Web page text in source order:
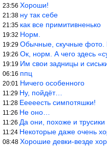
23:56 Хороши!
21:38 ну так себе
21:35 как все примитивненько
19:32 Норм.
19:29 Обычные, скучные фото.
19:26 Ок, норм. А чего здесь
19:19 Им свои задницы и сиськи
06:16 ппц
20:01 Ничего особенного
11:29 Ну, пойдёт…
11:28 Ееееесть симпотяшки!
11:26 Не оно…
11:26 Да они, похоже и трусики
11:24 Некоторые даже очень
08:48 Хорошие девки-везде